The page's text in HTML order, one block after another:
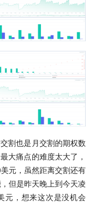
割也是月交割的期权数
大痛点的难度太大了，
元，虽然距离交割还有
但是昨天晚上到今天凌
元，想来这次是没机会